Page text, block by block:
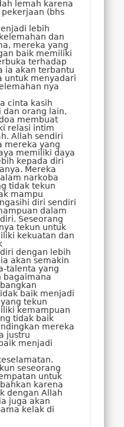
lemah karena
(bhs
lebih
dan
mereka yang
baik memiliki
terhadap
ia akan terbantu
untuk menyadari
nya
cinta kasih
dan orang lain,
membuat
relasi intim
Allah sendiri
mereka yang
memiliki daya
kepada diri
Mereka
narkoba
tidak tekun
mampu
diri sendiri
dalam
Seseorang
tekun untuk
kekuatan dan
dengan lebih
akan semakin
talenta yang
bagaimana
baik menjadi
tekun
kemampuan
tidak baik
mereka
justru
menjadi
seseorang
untuk
karena
dengan Allah
juga akan
kelak di